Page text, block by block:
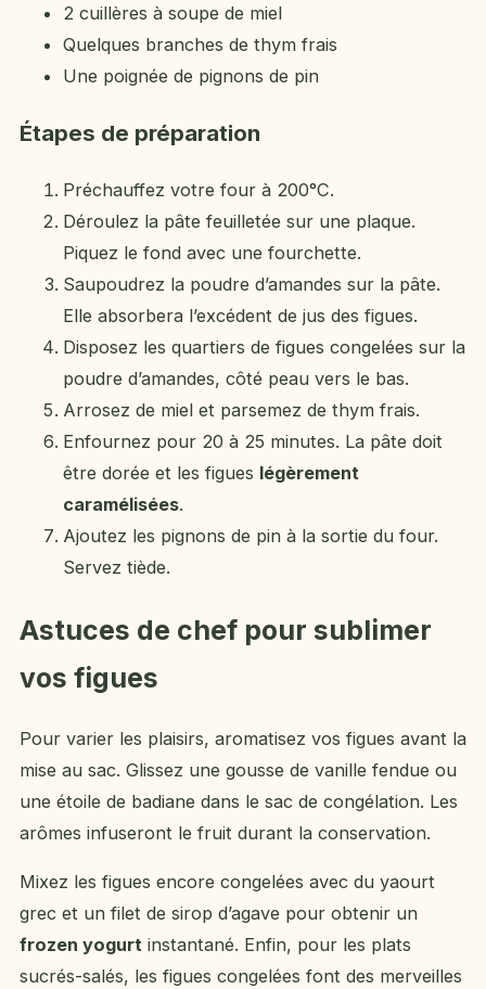
2 cuillères à soupe de miel
Quelques branches de thym frais
Une poignée de pignons de pin
Étapes de préparation
Préchauffez votre four à 200°C.
Déroulez la pâte feuilletée sur une plaque.
Piquez le fond avec une fourchette.
Saupoudrez la poudre d’amandes sur la pâte.
Elle absorbera l’excédent de jus des figues.
Disposez les quartiers de figues congelées sur la
poudre d’amandes, côté peau vers le bas.
Arrosez de miel et parsemez de thym frais.
Enfournez pour 20 à 25 minutes. La pâte doit
être dorée et les figues légèrement
caramélisées.
Ajoutez les pignons de pin à la sortie du four.
Servez tiède.
Astuces de chef pour sublimer
vos figues
Pour varier les plaisirs, aromatisez vos figues avant la
mise au sac. Glissez une gousse de vanille fendue ou
une étoile de badiane dans le sac de congélation. Les
arômes infuseront le fruit durant la conservation.
Mixez les figues encore congelées avec du yaourt
grec et un filet de sirop d’agave pour obtenir un
frozen yogurt instantané. Enfin, pour les plats
sucrés-salés, les figues congelées font des merveilles